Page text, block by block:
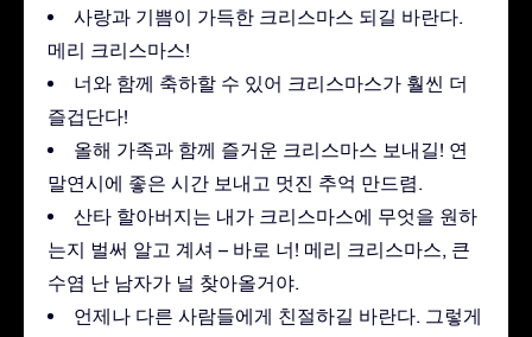
사랑과 기쁨이 가득한 크리스마스 되길 바란다.
메리 크리스마스!
너와 함께 축하할 수 있어 크리스마스가 훨씬 더
즐겁단다!
올해 가족과 함께 즐거운 크리스마스 보내길! 연
말연시에 좋은 시간 보내고 멋진 추억 만드렴.
산타 할아버지는 내가 크리스마스에 무엇을 원하
는지 벌써 알고 계셔 – 바로 너! 메리 크리스마스, 큰
수염 난 남자가 널 찾아올거야.
언제나 다른 사람들에게 친절하길 바란다. 그렇게